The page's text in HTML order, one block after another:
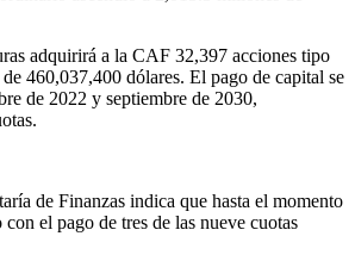
adquirirá a la CAF 32,397 acciones tipo
460,037,400 dólares. El pago de capital se
de 2022 y septiembre de 2030,
de Finanzas indica que hasta el momento
el pago de tres de las nueve cuotas